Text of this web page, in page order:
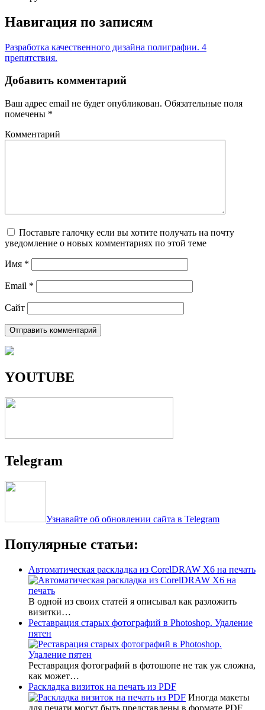
Навигация по записям
Разработка качественного дизайна полиграфии. 4
препятствия.
Добавить комментарий
Ваш адрес email не будет опубликован. Обязательные поля
помечены *
Комментарий
Поставьте галочку если вы хотите получать на почту
уведомление о новых комментариях по этой теме
Имя *
Email *
Сайт
YOUTUBE
Telegram
Узнавайте об обновлении сайта в Telegram
Популярные статьи:
Автоматическая раскладка из CorelDRAW X6 на печать
В одной из своих статей я описывал как разложить
визитки…
Реставрация старых фотографий в Photoshop. Удаление
пятен
Реставрация фотографий в фотошопе не так уж сложна,
как может…
Раскладка визиток на печать из PDF
Иногда макеты
для печати могут быть представлены в формате PDF.…